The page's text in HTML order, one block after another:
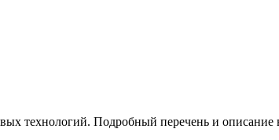
технологий. Подробный перечень и описание